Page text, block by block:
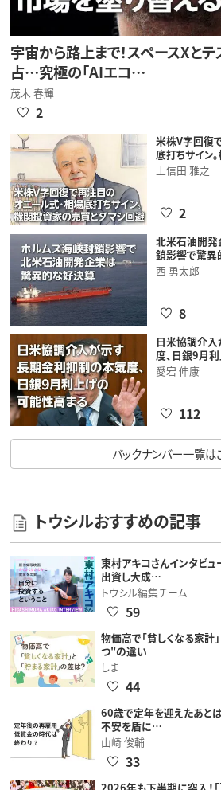
宇宙から路上まで！スペースXと
占…究極の「AIエコ…
茂木 春輝
2
米株V字回復
底打ちサイン
土信田 雅之
2
北米石油開発
鎖影響で驚異
西 勇太郎
8
日米協調介
度、日銀9月
愛宕 伸康
112
バックナンバー一覧は
トウシルおすすめの記事
東村アキコさんインタビ
出資し大成…
トウシル編集チーム
59
物価高で「貧しくなる家計
つ"の違い
しま
44
60歳で定年を迎えたあと
不安を盾に…
山崎 俊輔
33